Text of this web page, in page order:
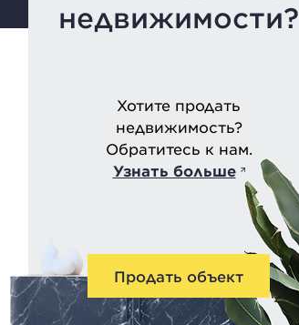
недвижимости?
Хотите продать
недвижимость?
Обратитесь к нам.
Узнать больше
Продать объект